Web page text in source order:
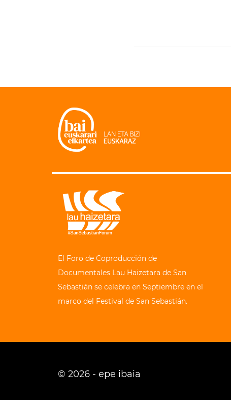
El Foro de Coproducción de
Documentales Lau Haizetara de San
Sebastián se celebra en Septiembre en el
marco del Festival de San Sebastián.
© 2026 - epe ibaia